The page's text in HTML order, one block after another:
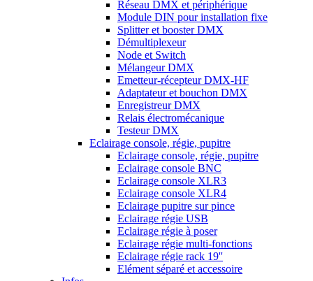
Réseau DMX et périphérique
Module DIN pour installation fixe
Splitter et booster DMX
Démultiplexeur
Node et Switch
Mélangeur DMX
Emetteur-récepteur DMX-HF
Adaptateur et bouchon DMX
Enregistreur DMX
Relais électromécanique
Testeur DMX
Eclairage console, régie, pupitre
Eclairage console, régie, pupitre
Eclairage console BNC
Eclairage console XLR3
Eclairage console XLR4
Eclairage pupitre sur pince
Eclairage régie USB
Eclairage régie à poser
Eclairage régie multi-fonctions
Eclairage régie rack 19''
Elément séparé et accessoire